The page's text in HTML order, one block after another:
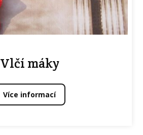
Vlčí máky
Více informací